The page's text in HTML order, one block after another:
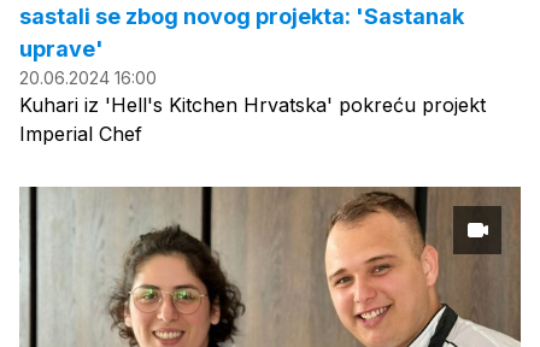
sastali se zbog novog projekta: 'Sastanak
uprave'
20.06.2024 16:00
Kuhari iz 'Hell's Kitchen Hrvatska' pokreću projekt
Imperial Chef